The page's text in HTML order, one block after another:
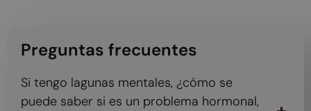
Preguntas frecuentes
Si tengo lagunas mentales, ¿cómo se
puede saber si es un problema hormonal,